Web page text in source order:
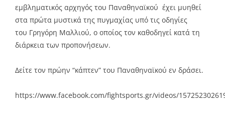
εμβληματικός αρχηγός του Παναθηναϊκού έχει μυηθεί
στα πρώτα μυστικά της πυγμαχίας υπό τις οδηγίες
του Γρηγόρη Μαλλιού, ο οποίος τον καθοδηγεί κατά τη
διάρκεια των προπονήσεων.
Δείτε τον πρώην “κάπτεν” του Παναθηναϊκού εν δράσει.
https://www.facebook.com/fightsports.gr/videos/